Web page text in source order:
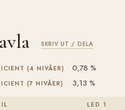
SKRIV UT / DELA
(4 NIVÅER) 0,78 %
(7 NIVÅER) 3,13 %
LED 1